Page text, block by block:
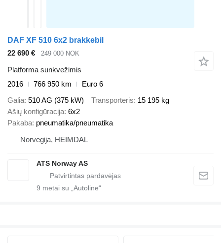
DAF XF 510 6x2 brakkebil
22 690 €
249 000 NOK
Platforma sunkvežimis
2016
766 950 km
Euro 6
Galia 510 AG (375 kW) Transporteris 15 195 kg
Ašių konfigūracija 6x2
Pakaba pneumatika/pneumatika
Norvegija, HEIMDAL
ATS Norway AS
9 metai su „Autoline“